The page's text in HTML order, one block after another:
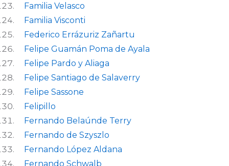
Familia Velasco
Familia Visconti
Federico Errázuriz Zañartu
Felipe Guamán Poma de Ayala
Felipe Pardo y Aliaga
Felipe Santiago de Salaverry
Felipe Sassone
Felipillo
Fernando Belaúnde Terry
Fernando de Szyszlo
Fernando López Aldana
Fernando Schwalb